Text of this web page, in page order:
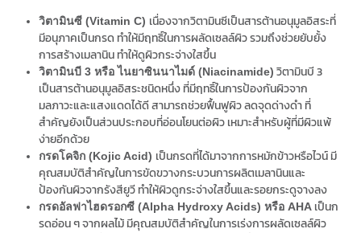
วิตามินซี (Vitamin C) เนื่องจากวิตามินซีเป็นสารต้านอนุมูลอิสระที่
มีอนุภาคเป็นกรด ทำให้มีฤทธิ์ในการผลัดเซลล์ผิว รวมถึงช่วยยับยั้ง
การสร้างเมลานิน ทำให้ดูผิวกระจ่างใสขึ้น
วิตามินบี 3 หรือ ไนยาซินนาไมด์ (Niacinamide) วิตามินบี 3
เป็นสารต้านอนุมูลอิสระชนิดหนึ่ง ที่มีฤทธิ์ในการป้องกันผิวจาก
มลภาวะและแสงแดดได้ดี สามารถช่วยฟื้นฟูผิว ลดจุดด่างดำ ที่
สำคัญยังเป็นส่วนประกอบที่อ่อนโยนต่อผิว เหมาะสำหรับผู้ที่มีผิวแพ้
ง่ายอีกด้วย
กรดโคจิก (Kojic Acid) เป็นกรดที่ได้มาจากการหมักข้าวหรือไวน์ มี
คุณสมบัติสำคัญในการขัดขวางกระบวนการผลิตเมลานินและ
ป้องกันผิวจากรังสียูวี ทำให้ผิวดูกระจ่างใสขึ้นและรอยกระดูจางลง
กรดอัลฟาไฮดรอกซี (Alpha Hydroxy Acids) หรือ AHA เป็นก
รดอ่อน ๆ จากผลไม้ มีคุณสมบัติสำคัญในการเร่งการผลัดเซลล์ผิว